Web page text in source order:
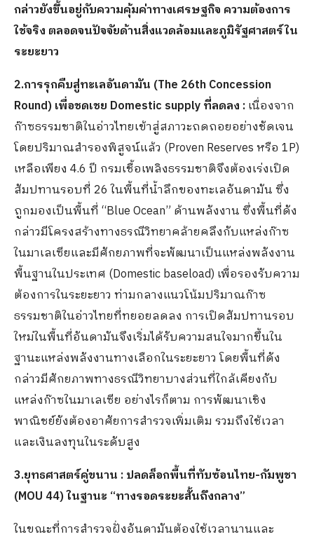
กล่าวยังขึ้นอยู่กับความคุ้มค่าทางเศรษฐกิจ ความต้องการ
ใช้จริง ตลอดจนปัจจัยด้านสิ่งแวดล้อมและภูมิรัฐศาสตร์ใน
ระยะยาว
2.การรุกคืบสู่ทะเลอันดามัน (The 26thConcession
Round) เพื่อชดเชย Domestic supply ที่ลดลง :เนื่องจาก
ก๊าซธรรมชาติในอ่าวไทยเข้าสู่สภาวะถดถอยอย่างชัดเจน
โดยปริมาณสำรองพิสูจน์แล้ว (Proven Reserves หรือ 1P)
เหลือเพียง 4.6 ปี กรมเชื้อเพลิงธรรมชาติจึงต้องเร่งเปิด
สัมปทานรอบที่ 26 ในพื้นที่น้ำลึกของทะเลอันดามัน ซึ่ง
ถูกมองเป็นพื้นที่ “Blue Ocean” ด้านพลังงาน ซึ่งพื้นที่ดัง
กล่าวมีโครงสร้างทางธรณีวิทยาคล้ายคลึงกับแหล่งก๊าซ
ในมาเลเซียและมีศักยภาพที่จะพัฒนาเป็นแหล่งพลังงาน
พื้นฐานในประเทศ (Domestic baseload) เพื่อรองรับความ
ต้องการในระยะยาว ท่ามกลางแนวโน้มปริมาณก๊าซ
ธรรมชาติในอ่าวไทยที่ทยอยลดลง การเปิดสัมปทานรอบ
ใหม่ในพื้นที่อันดามันจึงเริ่มได้รับความสนใจมากขึ้นใน
ฐานะแหล่งพลังงานทางเลือกในระยะยาว โดยพื้นที่ดัง
กล่าวมีศักยภาพทางธรณีวิทยาบางส่วนที่ใกล้เคียงกับ
แหล่งก๊าซในมาเลเซีย อย่างไรก็ตาม การพัฒนาเชิง
พาณิชย์ยังต้องอาศัยการสำรวจเพิ่มเติม รวมถึงใช้เวลา
และเงินลงทุนในระดับสูง
3.ยุทธศาสตร์คู่ขนาน : ปลดล็อกพื้นที่ทับซ้อนไทย-กัมพูชา
(MOU 44) ในฐานะ “ทางรอดระยะสั้นถึงกลาง”
ในขณะที่การสำรวจฝั่งอันดามันต้องใช้เวลานานและ